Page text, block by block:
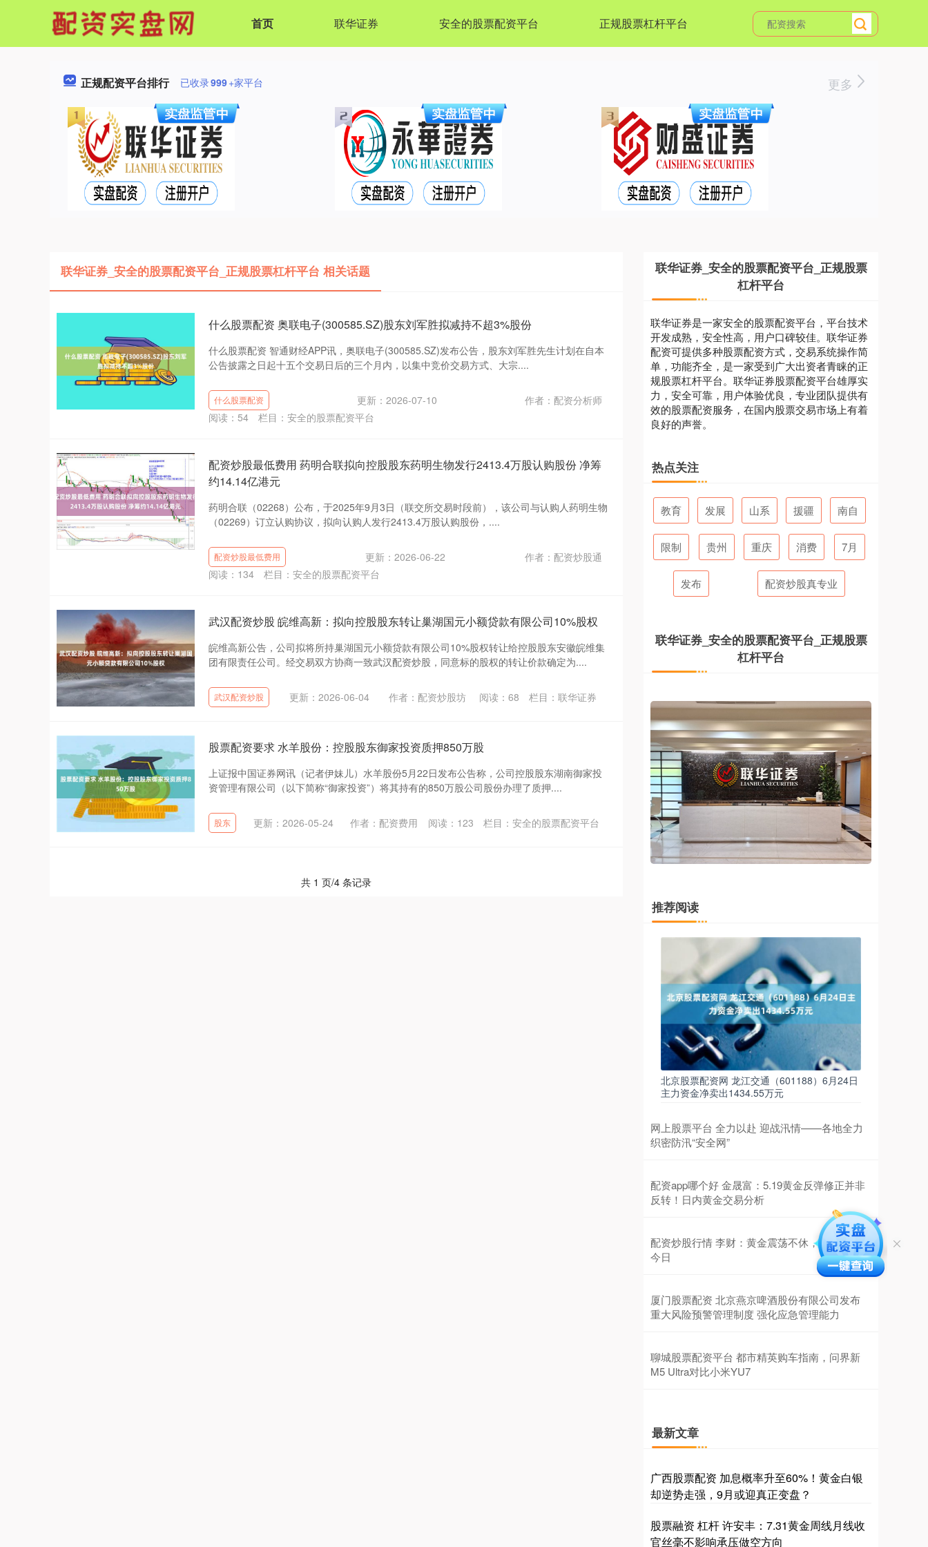
首页 联华证券 安全的股票配资平台 正规股票杠杆平台
正规配资平台排行 已收录999+家平台 更多
联华证券_安全的股票配资平台_正规股票杠杆平台 相关话题
什么股票配资 奥联电子(300585.SZ)股东刘军胜拟减持不超3%股份
什么股票配资 智通财经APP讯，奥联电子(300585.SZ)发布公告，股东刘军胜先生计划在自本
公告披露之日起十五个交易日后的三个月内，以集中竞价交易方式、大宗....
什么股票配资 更新：2026-07-10
作者：配资分析师
阅读： 54 栏目： 安全的股票配资平台
配资炒股最低费用 药明合联拟向控股股东药明生物发行2413.4万股认购股份 净筹
约14.14亿港元
药明合联（02268）公布，于2025年9月3日（联交所交易时段前），该公司与认购人药明生物
（02269）订立认购协议，拟向认购人发行2413.4万股认购股份，....
配资炒股最低费用 更新：2026-06-22
作者：配资炒股通
阅读： 134 栏目： 安全的股票配资平台
武汉配资炒股 皖维高新：拟向控股股东转让巢湖国元小额贷款有限公司10%股权
皖维高新公告，公司拟将所持巢湖国元小额贷款有限公司10%股权转让给控股股东安徽皖维集
团有限责任公司。经交易双方协商一致武汉配资炒股，同意标的股权的转让价款确定为....
武汉配资炒股 更新：2026-06-04 作者：配资炒股坊 阅读： 68 栏目： 联华证券
股票配资要求 水羊股份：控股股东御家投资质押850万股
上证报中国证券网讯（记者伊妹儿）水羊股份5月22日发布公告称，公司控股股东湖南御家投
资管理有限公司（以下简称“御家投资”）将其持有的850万股公司股份办理了质押....
股东 更新：2026-05-24 作者：配资费用 阅读： 123 栏目： 安全的股票配资平台
共 1 页/4 条记录
联华证券_安全的股票配资平台_正规股票
杠杆平台
联华证券是一家安全的股票配资平台，平台技术
开发成熟，安全性高，用户口碑较佳。联华证券
配资可提供多种股票配资方式，交易系统操作简
单，功能齐全，是一家受到广大出资者青睐的正
规股票杠杆平台。联华证券股票配资平台雄厚实
力，安全可靠，用户体验优良，专业团队提供有
效的股票配资服务，在国内股票交易市场上有着
良好的声誉。
热点关注
教育 发展 山系 援疆 南自
限制 贵州 重庆 消费 7月
发布 配资炒股真专业
联华证券_安全的股票配资平台_正规股票
杠杆平台
推荐阅读
北京股票配资网 龙江交通（601188）6月24日
主力资金净卖出1434.55万元
网上股票平台 全力以赴 迎战汛情——各地全力
织密防汛“安全网”
配资app哪个好 金晟富：5.19黄金反弹修正并非
反转！日内黄金交易分析
配资炒股行情 李财：黄金震荡不休，破位就在
今日
厦门股票配资 北京燕京啤酒股份有限公司发布
重大风险预警管理制度 强化应急管理能力
聊城股票配资平台 都市精英购车指南，问界新
M5 Ultra对比小米YU7
最新文章
广西股票配资 加息概率升至60%！黄金白银
却逆势走强，9月或迎真正变盘？
股票融资 杠杆 许安丰：7.31黄金周线月线收
官丝毫不影响承压做空方向